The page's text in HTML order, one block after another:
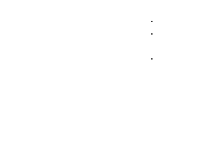
.
.
.